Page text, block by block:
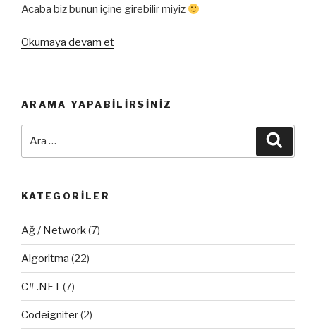
Acaba biz bunun içine girebilir miyiz
Okumaya devam et“IOT
Dili”
ARAMA YAPABILIRSINIZ
KATEGORILER
Ağ / Network(7)
Algoritma (22)
C# .NET(7)
Codeigniter(2)